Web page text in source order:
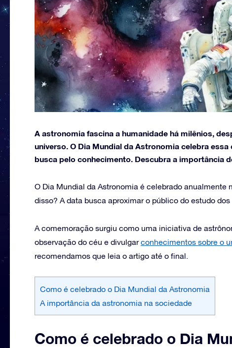
A astronomia fascina a humanidade há milênios,
universo. O Dia Mundial da Astronomia celebra
busca pelo conhecimento. Descubra a importância
O Dia Mundial da Astronomia é celebrado anualmente
disso? A data busca aproximar o público do estudo
A comemoração surgiu como uma iniciativa de
observação do céu e divulgarconhecimentos sobre o
recomendamos que leia o artigo até o final.
Como é celebrado o Dia Mundial da Astronomia
A importância da astronomia na sociedade
Como é celebrado o Dia